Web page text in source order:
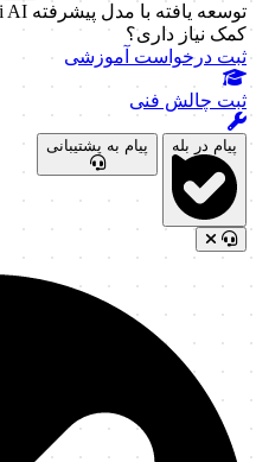
توسعه یافته با مدل پیشرفته Gemini AI
کمک نیاز داری؟
ثبت درخواست آموزشی
ثبت چالش فنی
پیام در بله پیام به پشتیبانی